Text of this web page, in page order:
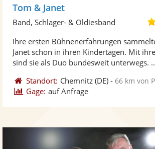
Tom & Janet
Band, Schlager- & Oldiesband
Ihre ersten Bühnenerfahrungen
Janet schon in ihren Kindertagen. Mit
sind sie als Duo bundesweit unterwegs.
Standort: Chemnitz (DE) -66 km von
Gage: auf Anfrage